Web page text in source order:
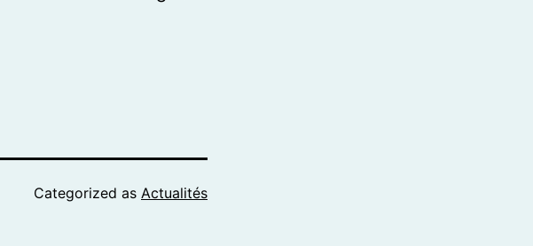
Categorized as Actualités